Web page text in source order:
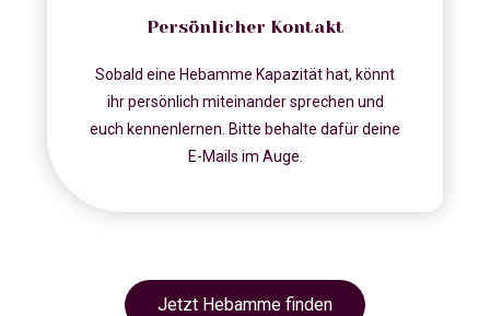
Persönlicher Kontakt
Sobald eine Hebamme Kapazität hat, könnt
ihr persönlich miteinander sprechen und
euch kennenlernen. Bitte behalte dafür deine
E-Mails im Auge.
Jetzt Hebamme finden